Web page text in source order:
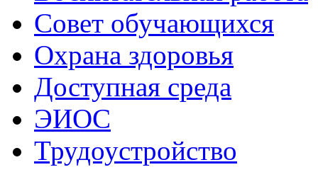
Совет обучающихся
Охрана здоровья
Доступная среда
ЭИОС
Трудоустройство